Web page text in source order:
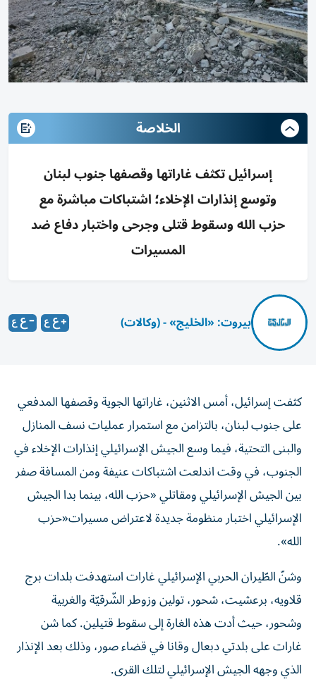
الخلاصة
إسرائيل تكثف غاراتها وقصفها جنوب لبنان
وتوسع إنذارات الإخلاء؛ اشتباكات مباشرة مع
حزب الله وسقوط قتلى وجرحى واختبار دفاع ضد
المسيرات
بيروت: «الخليج» - (وكالات)
كثفت إسرائيل، أمس الاثنين، غاراتها الجوية وقصفها المدفعي
على جنوب لبنان، بالتزامن مع استمرار عمليات نسف المنازل
والبنى التحتية، فيما وسع الجيش الإسرائيلي إنذارات الإخلاء في
الجنوب، في وقت اندلعت اشتباكات عنيفة ومن المسافة صفر
بين الجيش الإسرائيلي ومقاتلي «حزب الله، بينما بدا الجيش
الإسرائيلي اختبار منظومة جديدة لاعتراض مسيرات«حزب
الله».
وشنّ الطّيران الحربي الإسرائيلي غارات استهدفت بلدات برج
قلاويه، برعشيت، شحور، تولين وزوطر الشّرقيّة والغربية
وشحور، حيث أدت هذه الغارة إلى سقوط قتيلين. كما شن
غارات على بلدتي دبعال وقانا في قضاء صور، وذلك بعد الإنذار
الذي وجهه الجيش الإسرائيلي لتلك القرى.